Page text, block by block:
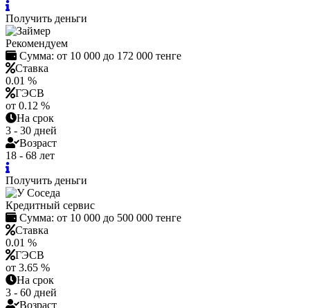
Получить деньги
Рекомендуем
Сумма: от 10 000 до 172 000 тенге
Ставка
0.01 %
ГЭСВ
от 0.12 %
На срок
3 - 30 дней
Возраст
18 - 68 лет
Получить деньги
Кредитный сервис
Сумма: от 10 000 до 500 000 тенге
Ставка
0.01 %
ГЭСВ
от 3.65 %
На срок
3 - 60 дней
Возраст